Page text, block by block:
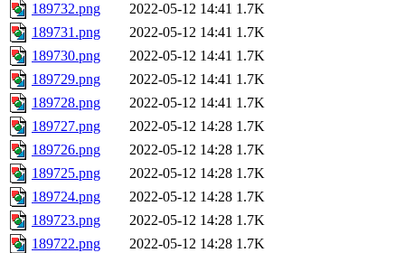
189732.png
2022-05-12 14:41 1.7K
189731.png
2022-05-12 14:41 1.7K
189730.png
2022-05-12 14:41 1.7K
189729.png
2022-05-12 14:41 1.7K
189728.png
2022-05-12 14:41 1.7K
189727.png
2022-05-12 14:28 1.7K
189726.png
2022-05-12 14:28 1.7K
189725.png
2022-05-12 14:28 1.7K
189724.png
2022-05-12 14:28 1.7K
189723.png
2022-05-12 14:28 1.7K
189722.png
2022-05-12 14:28 1.7K